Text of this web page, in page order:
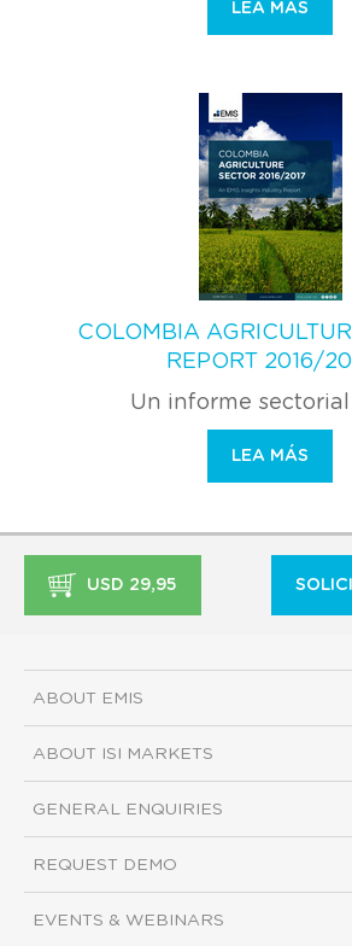
LEA MÁS
COLOMBIA
REPORT 2016/
Un informe sectorial
LEA MÁS
USD 29,95
ABOUT EMIS
ABOUT ISI MARKETS
GENERAL ENQUIRIES
REQUEST DEMO
EVENTS & WEBINARS